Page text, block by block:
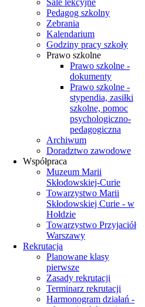
Sale lekcyjne
Pedagog szkolny
Zebrania
Kalendarium
Godziny pracy szkoły
Prawo szkolne
Prawo szkolne -
dokumenty
Prawo szkolne -
stypendia, zasiłki
szkolne, pomoc
psychologiczno-
pedagogiczna
Archiwum
Doradztwo zawodowe
Współpraca
Muzeum Marii
Skłodowskiej-Curie
Towarzystwo Marii
Skłodowskiej Curie - w
Hołdzie
Towarzystwo Przyjaciół
Warszawy
Rekrutacja
Planowane klasy
pierwsze
Zasady rekrutacji
Terminarz rekrutacji
Harmonogram działań -